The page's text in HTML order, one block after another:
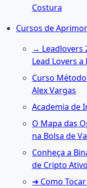
Costura
Cursos de
→ Leadlovers
Lead Lovers
Curso
Alex Vargas
Academia de
O Mapa das
na Bolsa de
Conheça a
de Cripto
➜ Como